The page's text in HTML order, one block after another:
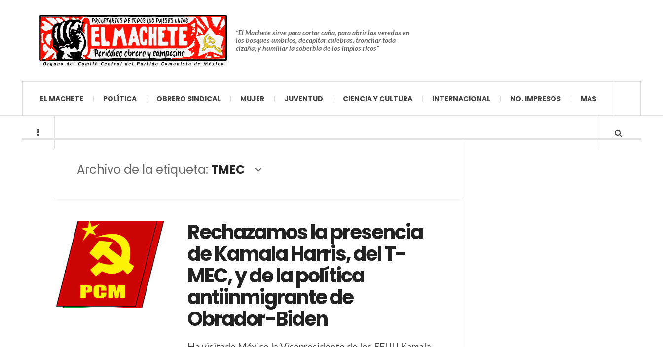
“El Machete sirve para cortar caña, para abrir las veredas en
los bosques umbríos, decapitar culebras, tronchar toda
cizaña, y humillar la soberbia de los impíos ricos”
EL MACHETE POLÍTICA OBRERO SINDICAL MUJER JUVENTUD CIENCIA Y CULTURA INTERNACIONAL NO. IMPRESOS MAS
Archivo de la etiqueta: TMEC
Rechazamos la presencia
de Kamala Harris, del T-
MEC, y de la política
antiinmigrante de
Obrador-Biden